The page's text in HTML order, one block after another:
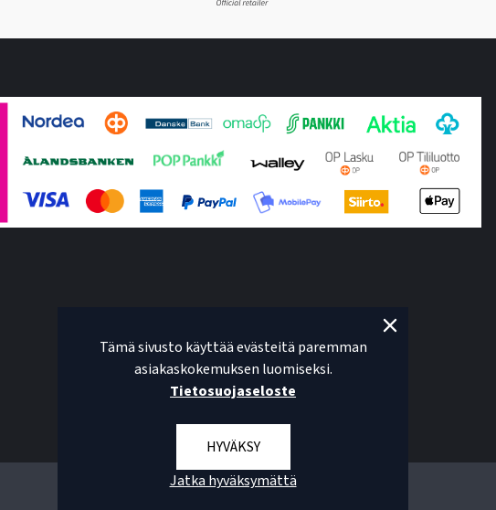
Tämä sivusto käyttää evästeitä paremman
asiakaskokemuksen luomiseksi.
Tietosuojaseloste
HYVÄKSY
Jatka hyväksymättä